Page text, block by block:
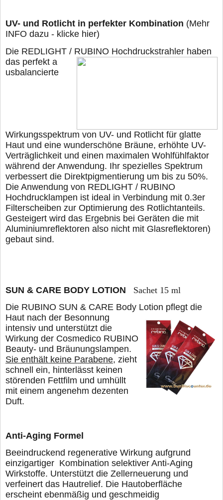
UV- und Rotlicht in perfekter Kombination (Mehr
INFO dazu - klicke hier)
Die REDLIGHT / RUBINO Hochdruckstrahler haben
das perfekt a
usbalancierte
Wirkungsspektrum von UV- und Rotlicht für glatte
Haut und eine wunderschöne Bräune, erhöhte UV-
Verträglichkeit und einen maximalen Wohlfühlfaktor
während der Anwendung. Ihr spezielles Spektrum
verbessert die Direktpigmentierung um bis zu 50%.
Die Anwendung von REDLIGHT / RUBINO
Hochdrucklampen ist ideal in Verbindung mit 0.3er
Filterscheiben zur Optimierung des Rotlichtanteils.
Gesteigert wird das Ergebnis bei Geräten die mit
Aluminiumreflektoren also nicht mit Glasreflektoren)
gebaut sind.
SUN & CARE BODY LOTION
Sachet 15 ml
Die RUBINO SUN & CARE Body Lotion pflegt die
Haut nach der Besonnung
intensiv und unterstützt die
Wirkung der Cosmedico RUBINO
Beauty- und Bräunungslampen.
Sie enthält keine Parabene, zieht
schnell ein, hinterlässt keinen
störenden Fettfilm und umhüllt
mit einem angenehm dezenten
Duft.
Anti-Aging Formel
Beeindruckend regenerative Wirkung aufgrund
einzigartiger Kombination selektiver Anti-Aging
Wirkstoffe. Unterstützt die Zellerneuerung und
verfeinert das Hautrelief. Die Hautoberfläche
erscheint ebenmäßig und geschmeidig